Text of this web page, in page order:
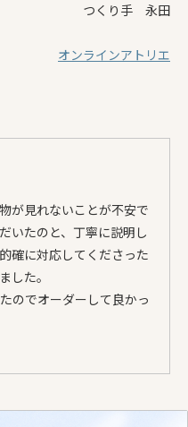
つくり手 永田
オンラインアトリエ
が見れないことが不安で
いたのと、丁寧に説明し
確に対応してくださった
した。
のでオーダーして良かっ